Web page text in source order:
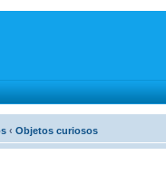
‹ Objetos curiosos